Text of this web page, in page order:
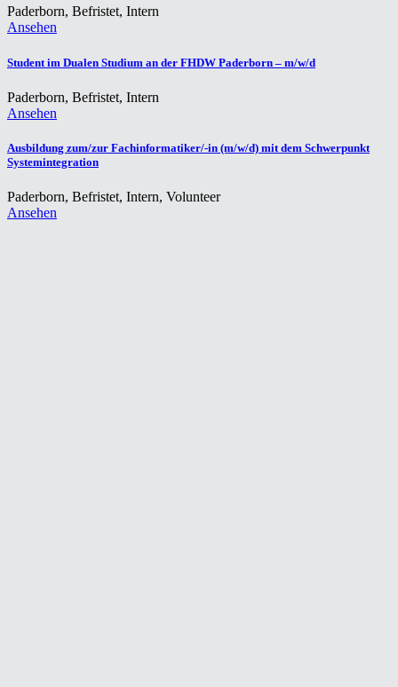
Paderborn, Befristet, Intern
Ansehen
Student im Dualen Studium an der FHDW Paderborn – m/w/d
Paderborn, Befristet, Intern
Ansehen
Ausbildung zum/zur Fachinformatiker/-in (m/w/d) mit dem Schwerpunkt
Systemintegration
Paderborn, Befristet, Intern, Volunteer
Ansehen